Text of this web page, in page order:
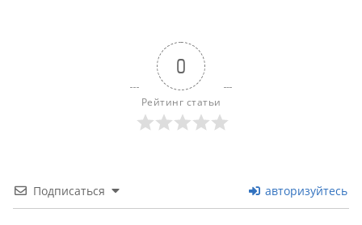
0
Рейтинг статьи
Подписаться авторизуйтесь